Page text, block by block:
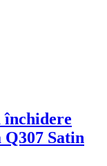
închidere
Satin